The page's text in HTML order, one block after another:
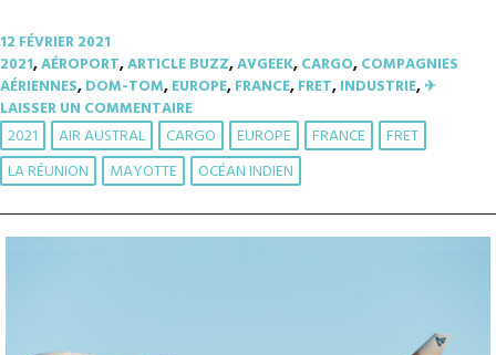
12 FÉVRIER 2021
2021,AÉROPORT,ARTICLE BUZZ,AVGEEK,CARGO,COMPAGNIES
AÉRIENNES,DOM-TOM,EUROPE,FRANCE,FRET,INDUSTRIE,✈︎
LAISSER UN COMMENTAIRE
2021 AIR AUSTRAL CARGO EUROPE FRANCE
FRET
LA RÉUNION
MAYOTTE OCÉAN INDIEN